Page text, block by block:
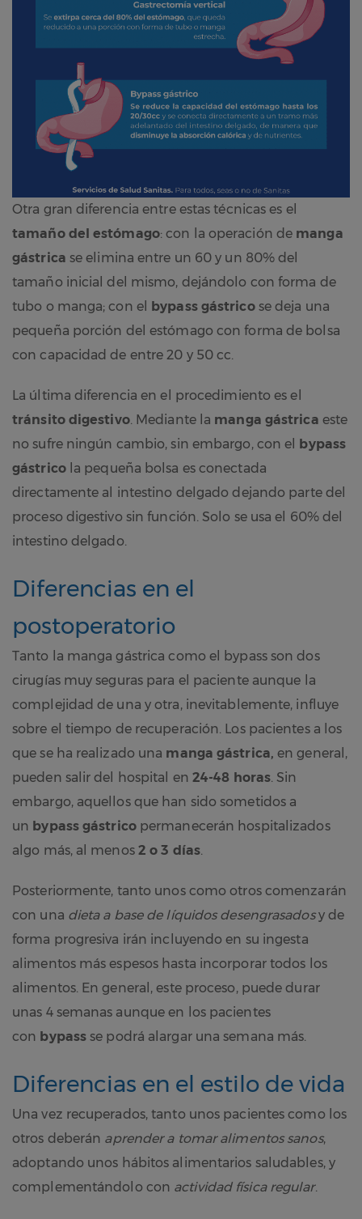
Otra gran diferencia entre estas técnicas es el
tamaño del estómago: con la operación de manga
gástrica se elimina entre un 60 y un 80% del
tamaño inicial del mismo, dejándolo con forma de
tubo o manga; con el bypass gástricose deja una
pequeña porción del estómago con forma de bolsa
con capacidad de entre 20 y 50 cc.
La última diferencia en el procedimiento es el
tránsito digestivo. Mediante la manga gástrica este
no sufre ningún cambio, sin embargo, con el bypass
gástricola pequeña bolsa es conectada
directamente al intestino delgado dejando parte del
proceso digestivo sin función. Solo se usa el 60% del
intestino delgado.
Diferencias en el
postoperatorio
Tanto la manga gástrica como el bypass son dos
cirugías muy seguras para el paciente aunque la
complejidad de una y otra, inevitablemente, influye
sobre el tiempo de recuperación. Los pacientes a los
que se ha realizado una manga gástrica, en general,
pueden salir del hospital en 24-48 horas. Sin
embargo, aquellos que han sido sometidos a
un bypass gástricopermanecerán hospitalizados
algo más, al menos 2 o 3 días.
Posteriormente, tanto unos como otros comenzarán
con una dieta a base de líquidos desengrasadosy de
forma progresiva irán incluyendo en su ingesta
alimentos más espesos hasta incorporar todos los
alimentos. En general, este proceso, puede durar
unas 4 semanas aunque en los pacientes
con bypass se podrá alargar una semana más.
Diferencias en el estilo de vida
Una vez recuperados, tanto unos pacientes como los
otros deberán aprender a tomar alimentos sanos,
adoptando unos hábitos alimentarios saludables, y
complementándolo con actividad física regular.